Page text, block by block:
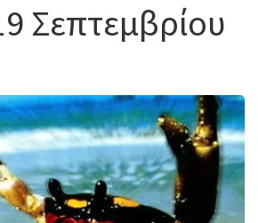
Σεπτεμβρίου